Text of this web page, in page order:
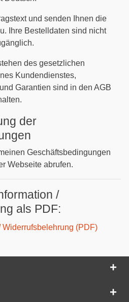
und senden Ihnen die
Ihre Bestelldaten sind nicht
des gesetzlichen
Kundendienstes,
Garantien sind in den AGB
der
Geschäftsbedingungen
Webseite abrufen.
/
als PDF:
Widerrufsbelehrung (PDF)